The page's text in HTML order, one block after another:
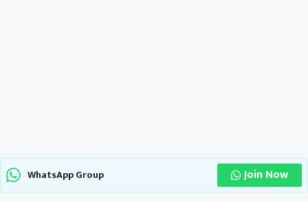
WhatsApp Group Join Now